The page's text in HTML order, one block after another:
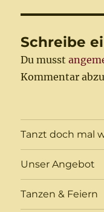
Schreibe
Du musst
Kommentar
Tanzt doch mal
Unser Angebot
Tanzen & Feiern